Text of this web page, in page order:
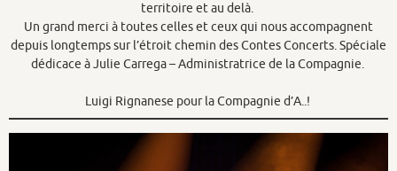
territoire et au delà.
Un grand merci à toutes celles et ceux qui nous accompagnent
depuis longtemps sur l’étroit chemin des Contes Concerts. Spéciale
dédicace à Julie Carrega – Administratrice de la Compagnie.
Luigi Rignanese pour la Compagnie d’A..!